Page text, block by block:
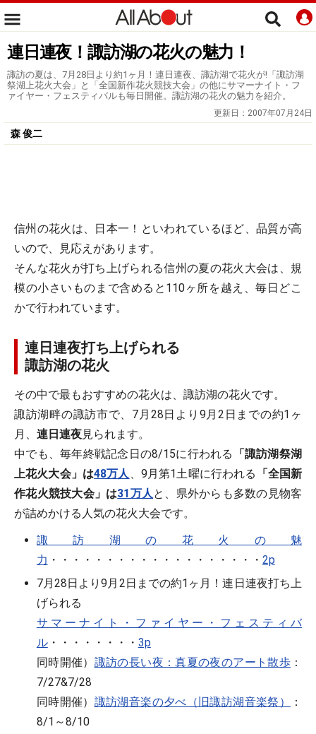
連日連夜！諏訪湖の花火の魅力！
諏訪の夏は、7月28日より約1ヶ月！連日連夜、諏訪湖で花火が!「諏訪湖
祭湖上花火大会」と「全国新作花火競技大会」の他にサマーナイト・フ
ァイヤー・フェスティバルも毎日開催。諏訪湖の花火の魅力を紹介。
更新日： 2007年07月24日
森 俊二
信州の花火は、日本一！といわれているほど、品質が高
いので、見応えがあります。
そんな花火が打ち上げられる信州の夏の花火大会は、規
模の小さいものまで含めると110ヶ所を越え、毎日どこ
かで行われています。
連日連夜打ち上げられる
諏訪湖の花火
その中で最もおすすめの花火は、諏訪湖の花火です。
諏訪湖畔の諏訪市で、7月28日より9月2日までの約1ヶ
月、 連日連夜見られます。
中でも、毎年終戦記念日の8/15に行われる
「諏訪湖祭湖
上花火大会」は48万人 、9月第1土曜に行われる
「全国新
作花火競技大会」は31万人と、県外からも多数の見物客
が詰めかける人気の花火大会です。
諏訪湖の花火の魅
力 ・・・・・・・・・・・・・・・・・・・ 2p
7月28日より9月2日までの約1ヶ月！連日連夜打ち上
げられる
サマーナイト・ファイヤー・フェスティバ
ル・・・・・・・・ 3p
同時開催） 諏訪の長い夜：真夏の夜のアート散歩 ：
7/27&7/28
同時開催） 諏訪湖音楽の夕べ（旧諏訪湖音楽祭）
：
8/1～8/10